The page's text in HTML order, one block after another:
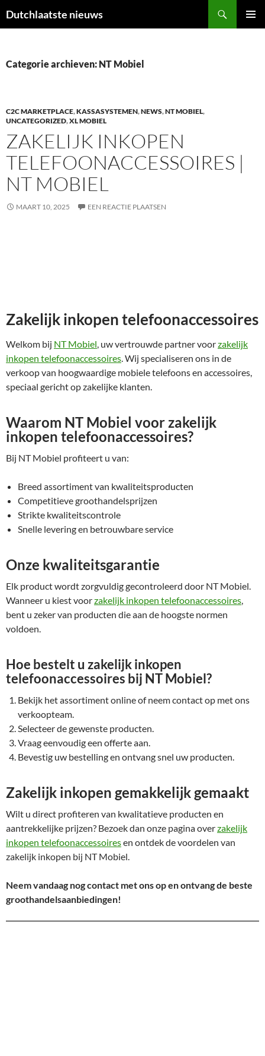
naar
Dutchlaatste nieuws
Categorie archieven: NT Mobiel
C2C MARKETPLACE,KASSASYSTEMEN,NEWS,NT MOBIEL,
UNCATEGORIZED,XL MOBIEL
ZAKELIJK INKOPEN
TELEFOONACCESSOIRES |
NT MOBIEL
MAART 10, 2025 EEN REACTIE PLAATSEN
Zakelijk inkopen telefoonaccessoires
Welkom bij NT Mobiel, uw vertrouwde partner voorzakelijk
inkopen telefoonaccessoires. Wij specialiseren ons in de
verkoop van hoogwaardige mobiele telefoons en accessoires,
speciaal gericht op zakelijke klanten.
Waarom NT Mobiel voor zakelijk
inkopen telefoonaccessoires?
Bij NT Mobiel profiteert u van:
Breed assortiment van kwaliteitsproducten
Competitieve groothandelsprijzen
Strikte kwaliteitscontrole
Snelle levering en betrouwbare service
Onze kwaliteitsgarantie
Elk product wordt zorgvuldig gecontroleerd door NT Mobiel.
Wanneer u kiest voorzakelijk inkopen telefoonaccessoires,
bent u zeker van producten die aan de hoogste normen
voldoen.
Hoe bestelt u zakelijk inkopen
telefoonaccessoires bij NT Mobiel?
Bekijk het assortiment online of neem contact op met ons
verkoopteam.
Selecteer de gewenste producten.
Vraag eenvoudig een offerte aan.
Bevestig uw bestelling en ontvang snel uw producten.
Zakelijk inkopen gemakkelijk gemaakt
Wilt u direct profiteren van kwalitatieve producten en
aantrekkelijke prijzen? Bezoek dan onze pagina overzakelijk
inkopen telefoonaccessoiresen ontdek de voordelen van
zakelijk inkopen bij NT Mobiel.
Neem vandaag nog contact met ons op en ontvang de beste
groothandelsaanbiedingen!